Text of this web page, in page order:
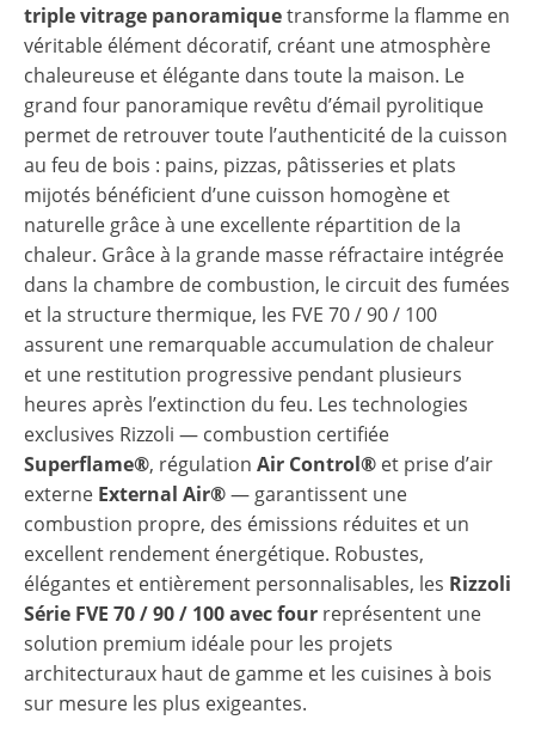
triple vitrage panoramiquetransforme la flamme en
véritable élément décoratif, créant une atmosphère
chaleureuse et élégante dans toute la maison. Le
grand four panoramique revêtu d’émail pyrolitique
permet de retrouver toute l’authenticité de la cuisson
au feu de bois : pains, pizzas, pâtisseries et plats
mijotés bénéficient d’une cuisson homogène et
naturelle grâce à une excellente répartition de la
chaleur. Grâce à la grande masse réfractaire intégrée
dans la chambre de combustion, le circuit des fumées
et la structure thermique, les FVE 70 / 90 / 100
assurent une remarquable accumulation de chaleur
et une restitution progressive pendant plusieurs
heures après l’extinction du feu. Les technologies
exclusives Rizzoli — combustion certifiée
Superflame®, régulation Air Control® et prise d’air
externe External Air®— garantissent une
combustion propre, des émissions réduites et un
excellent rendement énergétique. Robustes,
élégantes et entièrement personnalisables, les Rizzoli
Série FVE 70 / 90 / 100 avec four représentent une
solution premium idéale pour les projets
architecturaux haut de gamme et les cuisines à bois
sur mesure les plus exigeantes.